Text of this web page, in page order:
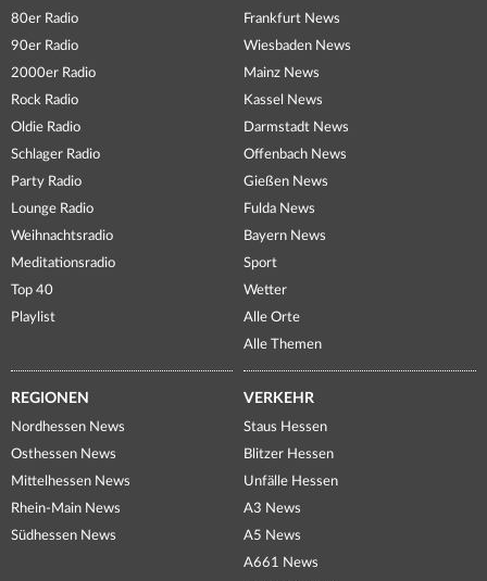
80er Radio
90er Radio
2000er Radio
Rock Radio
Oldie Radio
Schlager Radio
Party Radio
Lounge Radio
Weihnachtsradio
Meditationsradio
Top 40
Playlist
Frankfurt News
Wiesbaden News
Mainz News
Kassel News
Darmstadt News
Offenbach News
Gießen News
Fulda News
Bayern News
Sport
Wetter
Alle Orte
Alle Themen
REGIONEN
Nordhessen News
Osthessen News
Mittelhessen News
Rhein-Main News
Südhessen News
VERKEHR
Staus Hessen
Blitzer Hessen
Unfälle Hessen
A3 News
A5 News
A661 News